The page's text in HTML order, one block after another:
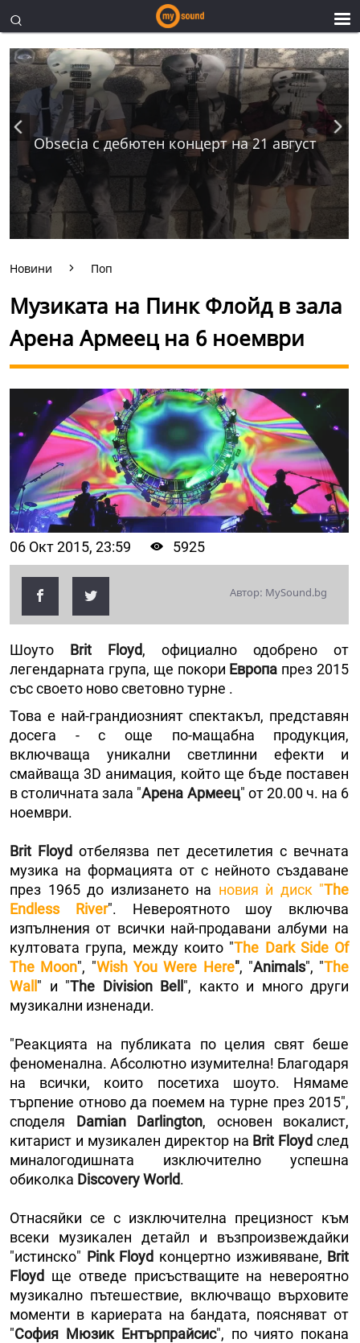
Obsecia с дебютен концерт на 21 август
Новини Поп
Музиката на Пинк Флойд в зала
Арена Армеец на 6 ноември
06 Окт 2015, 23:59 5925
Автор: MySound.bg
Шоуто Brit Floyd, официално одобрено от
легендарната група, ще покори Европа през 2015
със своето ново световно турне .
Това е най-грандиозният спектакъл, представян
досега - с още по-мащабна продукция,
включваща уникални светлинни ефекти и
смайваща 3D анимация, който ще бъде поставен
в столичната зала "Арена Армеец" от 20.00 ч. на 6
ноември.
Brit Floyd отбелязва пет десетилетия с вечната
музика на формацията от с нейното създаване
през 1965 до излизането на новия ѝ диск "The
Endless River". Невероятното шоу включва
изпълнения от всички най-продавани албуми на
култовата група, между които "The Dark Side Оf
Тhe Moon", "Wish You Were Here", "Animals", "The
Wall " и "The Division Bell ", както и много други
музикални изненади.
"Реакцията на публиката по целия свят беше
феноменална. Абсолютно изумителна! Благодаря
на всички, които посетиха шоуто. Нямаме
търпение отново да поемем на турне през 2015",
споделя Damian Darlington, основен вокалист,
китарист и музикален директор на Brit Floydслед
миналогодишната изключително успешна
обиколка Discovery World.
Отнасяйки се с изключителна прецизност към
всеки музикален детайл и възпроизвеждайки
"истинско" Pink Floyd концертно изживяване, Brit
Floyd ще отведе присъстващите на невероятно
музикално пътешествие, включващо върховите
моменти в кариерата на бандата, поясняват от
"София Мюзик Ентърпрайсис", по чиято покана